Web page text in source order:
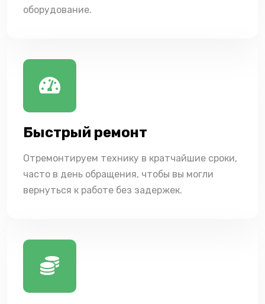
оборудование.
Быстрый ремонт
Отремонтируем технику в кратчайшие сроки,
часто в день обращения, чтобы вы могли
вернуться к работе без задержек.